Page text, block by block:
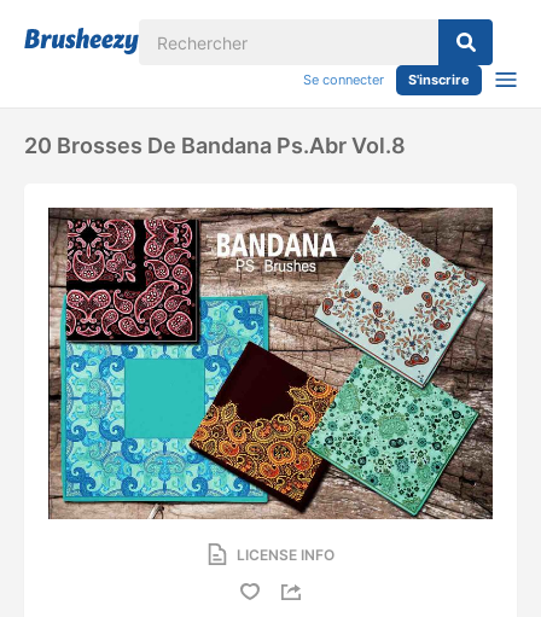
Se connecter S'inscrire
20 Brosses De Bandana Ps.abr Vol.8
LICENSE INFO